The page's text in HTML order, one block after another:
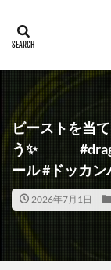
ビーストを当
う✨
ール #ドッカ
2026年7月1日